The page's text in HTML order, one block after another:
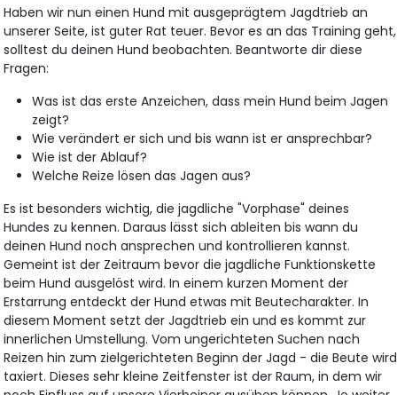
Haben wir nun einen Hund mit ausgeprägtem Jagdtrieb an
unserer Seite, ist guter Rat teuer. Bevor es an das Training geht,
solltest du deinen Hund beobachten. Beantworte dir diese
Fragen:
Was ist das erste Anzeichen, dass mein Hund beim Jagen
zeigt?
Wie verändert er sich und bis wann ist er ansprechbar?
Wie ist der Ablauf?
Welche Reize lösen das Jagen aus?
Es ist besonders wichtig, die jagdliche "Vorphase" deines
Hundes zu kennen. Daraus lässt sich ableiten bis wann du
deinen Hund noch ansprechen und kontrollieren kannst.
Gemeint ist der Zeitraum bevor die jagdliche Funktionskette
beim Hund ausgelöst wird. In einem kurzen Moment der
Erstarrung entdeckt der Hund etwas mit Beutecharakter. In
diesem Moment setzt der Jagdtrieb ein und es kommt zur
innerlichen Umstellung. Vom ungerichteten Suchen nach
Reizen hin zum zielgerichteten Beginn der Jagd - die Beute wird
taxiert. Dieses sehr kleine Zeitfenster ist der Raum, in dem wir